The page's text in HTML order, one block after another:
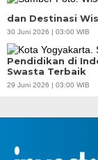
dan Destinasi
30 Juni 2026 | 03:00 WIB
Pendidikan di
Swasta Terbaik
29 Juni 2026 | 03:00 WIB